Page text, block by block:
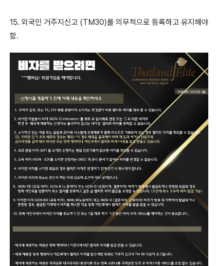
15. 외국인 거주지신고 (TM30)를 의무적으로 등록하고 유지해야
함.